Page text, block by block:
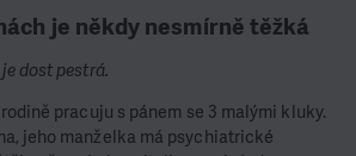
je někdy nesmírně těžká
dost pestrá.
pracuju s pánem se 3 malými kluky.
jeho manželka má psychiatrické